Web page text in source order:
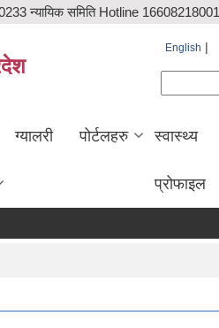
न्यायिक समिति Hotline 16608218001
English
ग्यालरी पोर्टलहरु स्वास्थ्य
प्रोफाइल